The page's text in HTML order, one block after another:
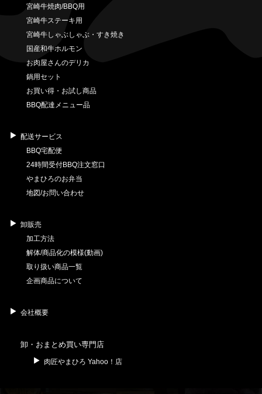
宮崎牛焼肉/BBQ用
宮崎牛ステーキ用
宮崎牛しゃぶしゃぶ・すき焼き
国産和牛ホルモン
お肉屋さんのデリカ
鍋用セット
お買い得・お試し商品
BBQ配達メニュー品
配送サービス
BBQ宅配便
24時間受付BBQ注文窓口
やまひろのお弁当
地図/お問い合わせ
卸販売
加工方法
解体/商品化の模様(動画)
取り扱い商品一覧
企画商品について
会社概要
卸・おまとめ買い専門店
肉匠やまひろ Yahoo！店